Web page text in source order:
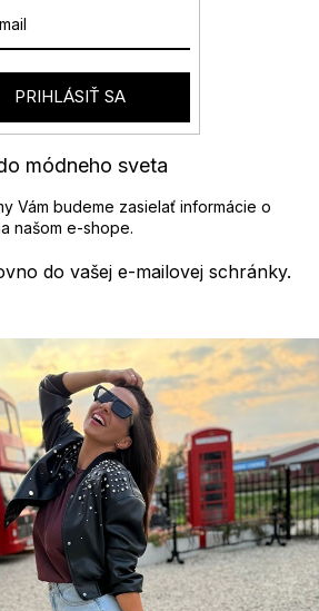
do vašej e-mailovej schránky.
módneho sveta
Vám budeme zasielať informácie o
našom e-shope.
PRIHLÁSIŤ SA